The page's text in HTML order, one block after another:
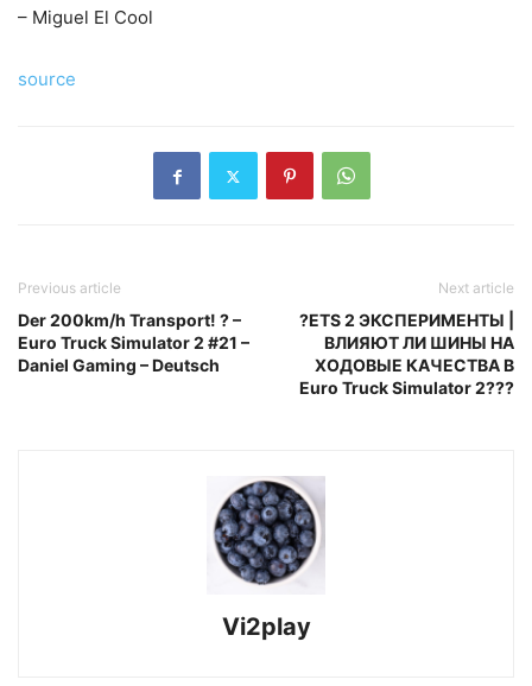
– Miguel El Cool
source
Previous article
Der 200km/h Transport! ? –
Euro Truck Simulator 2 #21 –
Daniel Gaming – Deutsch
Next article
?ETS 2 ЭКСПЕРИМЕНТЫ |
ВЛИЯЮТ ЛИ ШИНЫ НА
ХОДОВЫЕ КАЧЕСТВА В
Euro Truck Simulator 2???
Vi2play